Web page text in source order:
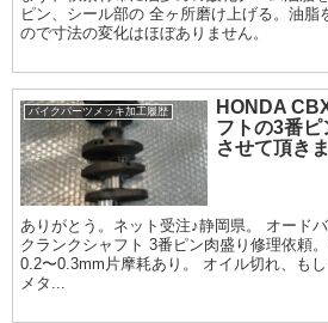
ピン、シール部の 全ヶ所磨け上げる。油脂
ので寸法の変化はほぼありません。
バイクパーツメッキ加工履歴
HONDA
フトの3番ピ
させて頂き
ありがとう。ネット受注♪静岡県。 オード
クランクシャフト 3番ピン肉盛り修理依頼
0.2〜0.3mm片摩耗あり。 オイル切れ、も
メタ...